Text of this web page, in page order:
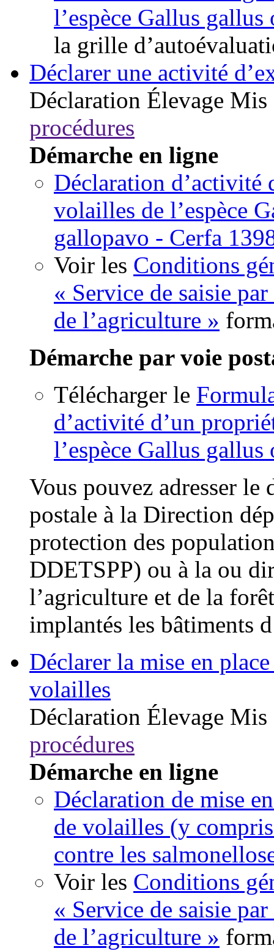
l’espèce Gallus
la grille
Déclarer une activité
Déclaration Élevage Mis
procédures
Démarche en ligne
Déclaration d’activité
volailles de l’espèce
gallopavo - Cerfa
Voir les Conditions
« Service de saisie
de l’agriculture »
Démarche par voie
Télécharger le
d’activité d’un
l’espèce Gallus
Vous pouvez adresser le
postale à la Direction
protection des
DDETSPP) ou à la ou
l’agriculture et de la
implantés les bâtiments
Déclarer la mise en
volailles
Déclaration Élevage Mis
procédures
Démarche en ligne
Déclaration de mise
de volailles (y
contre les
Voir les Conditions
« Service de saisie
de l’agriculture »